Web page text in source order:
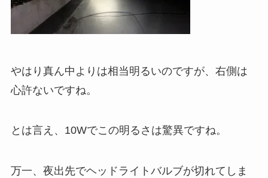
やはり真ん中よりは相当明るいのですが、右側は
心許ないですね。
とは言え、10Wでこの明るさは驚異ですね。
万一、夜出先でヘッドライトバルブが切れてしま